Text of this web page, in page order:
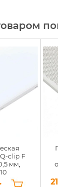
clip F
мм,